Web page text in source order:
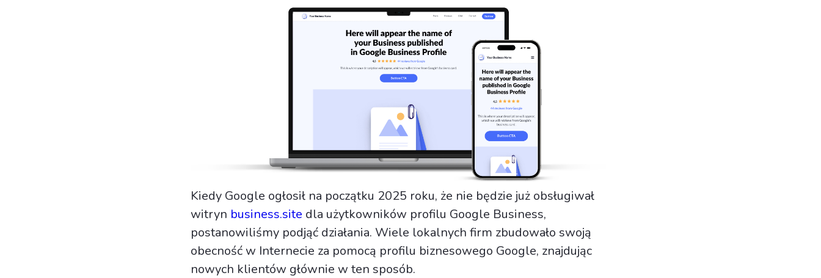
Kiedy Google ogłosił na początku 2025 roku, że nie będzie już obsługiwał
witryn business.site dla użytkowników profilu Google Business,
postanowiliśmy podjąć działania. Wiele lokalnych firm zbudowało swoją
obecność w Internecie za pomocą profilu biznesowego Google, znajdując
nowych klientów głównie w ten sposób.